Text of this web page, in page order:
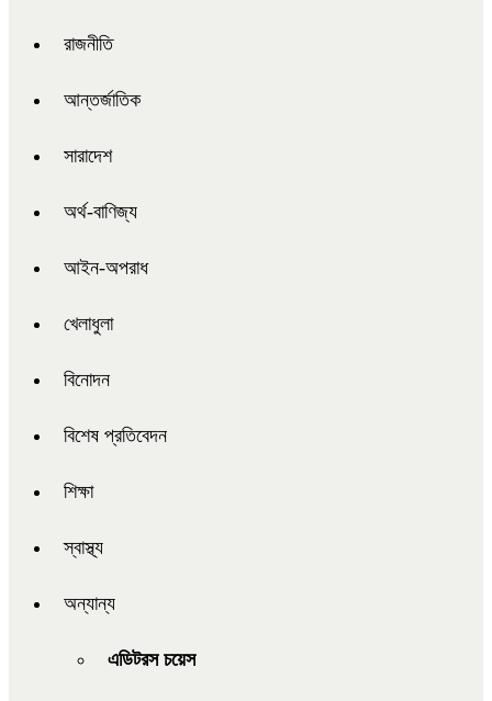
রাজনীতি
আন্তর্জাতিক
সারাদেশ
অর্থ-বাণিজ্য
আইন-অপরাধ
খেলাধুলা
বিনোদন
বিশেষ প্রতিবেদন
শিক্ষা
স্বাস্থ্য
অন্যান্য
এডিটরস চয়েস